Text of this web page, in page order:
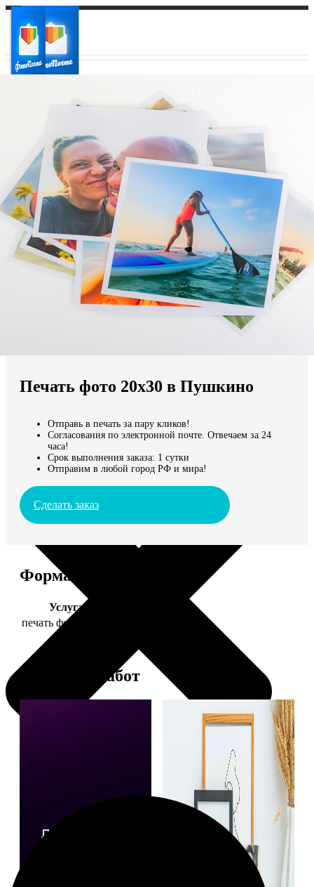
Ваш регион доставки
Выберите из списка:
Мы доставляем по всему миру
Продолжить без города
Печать фото 20х30 в Пушкино
Отправь в печать за пару кликов!
Согласования по электронной почте. Отвечаем за 24
часа!
Срок выполнения заказа: 1 сутки
Отправим в любой город РФ и мира!
Сделать заказ
Форматы и цены
Услуга
печать фото 20х30
Примеры работ